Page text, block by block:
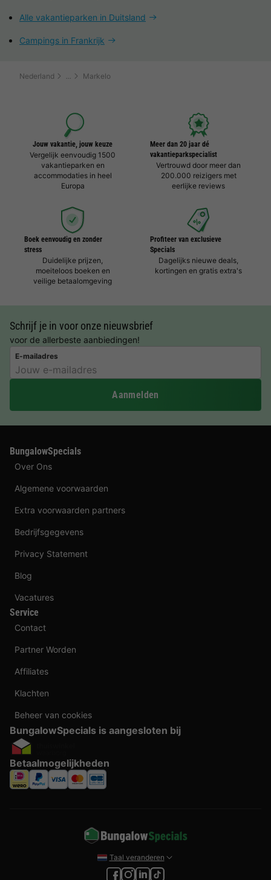
Alle vakantieparken in Duitsland
Campings in Frankrijk
Nederland Markelo
Jouw vakantie, jouw keuze
Vergelijk eenvoudig 1500
vakantieparken en
accommodaties in heel
Europa
Meer dan 20 jaar dé
vakantieparkspecialist
Vertrouwd door meer dan
200.000 reizigers met
eerlijke reviews
Boek eenvoudig en zonder
stress
Duidelijke prijzen,
moeiteloos boeken en
veilige betaalomgeving
Profiteer van exclusieve
Specials
Dagelijks nieuwe deals,
kortingen en gratis extra's
Schrijf je in voor onze nieuwsbrief
voor de allerbeste aanbiedingen!
E-mailadres
Aanmelden
BungalowSpecials
Over Ons
Algemene voorwaarden
Extra voorwaarden partners
Bedrijfsgegevens
Privacy Statement
Blog
Vacatures
Service
Contact
Partner Worden
Affiliates
Klachten
Beheer van cookies
BungalowSpecials is aangesloten bij
Betaalmogelijkheden
Taal veranderen